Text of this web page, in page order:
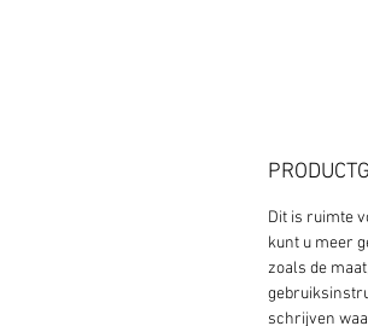
Dit is ruimte
kunt u meer
zoals de
schrijven